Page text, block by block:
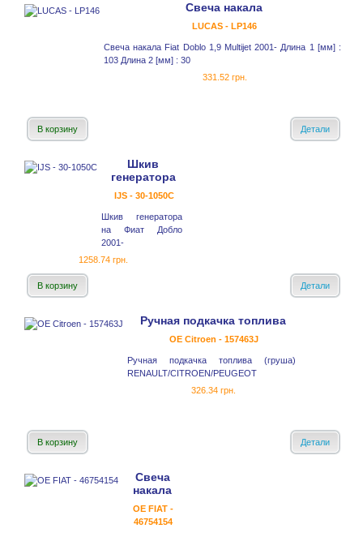
Свеча накала
LUCAS - LP146
Свеча накала Fiat Doblo 1,9 Multijet 2001- Длина 1 [мм] :
103 Длина 2 [мм] : 30
331.52 грн.
В корзину Детали
Шкив
генератора
IJS - 30-1050C
Шкив генератора
на Фиат Добло
2001-
1258.74 грн.
В корзину Детали
Ручная подкачка топлива
OE Citroen - 157463J
Ручная подкачка топлива (груша)
RENAULT/CITROEN/PEUGEOT
326.34 грн.
В корзину Детали
Свеча
накала
OE FIAT -
46754154